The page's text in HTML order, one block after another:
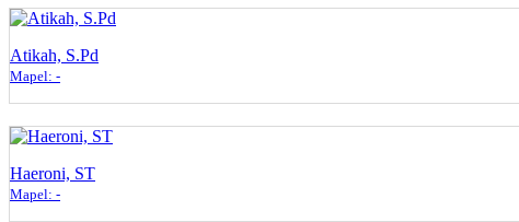
Atikah, S.Pd
Mapel: -
Haeroni, ST
Mapel: -